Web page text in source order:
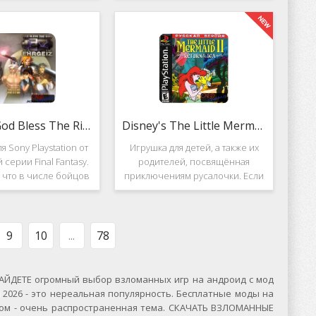
Вышло ещё 2
вертолётом и
Несмотря на то, что эти 2 игры
создавались разными людьми,
Darkstone имеет общие
Ehrgeiz: God Bless The Ring
Sony Playstation от
серии Final Fantasy.
что в числе бойцов
персонажи из
Ring для PS1
Disney's The Little Mermaid 2
Игрушка для детей, а также их
родителей, посвящённая
приключениям русалочки. Если
кто не знает, то её зовут Ариэль
9 10 ... 78
огромный выбор взломанных игр на андроид с мод
- это нереальная популярность. Бесплатные моды на
- очень распространенная тема. СКАЧАТЬ ВЗЛОМАННЫЕ